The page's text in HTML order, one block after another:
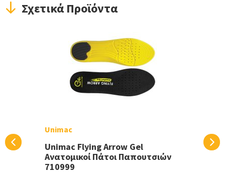
Σχετικά Προϊόντα
Unimac
Unimac Flying Arrow Gel
Ανατομικοί Πάτοι Παπουτσιών
710999